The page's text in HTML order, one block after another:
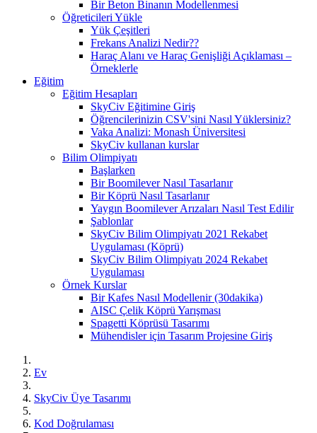
Bir Beton Binanın Modellenmesi
Öğreticileri Yükle
Yük Çeşitleri
Frekans Analizi Nedir??
Haraç Alanı ve Haraç Genişliği Açıklaması –
Örneklerle
Eğitim
Eğitim Hesapları
SkyCiv Eğitimine Giriş
Öğrencilerinizin CSV'sini Nasıl Yüklersiniz?
Vaka Analizi: Monash Üniversitesi
SkyCiv kullanan kurslar
Bilim Olimpiyatı
Başlarken
Bir Boomilever Nasıl Tasarlanır
Bir Köprü Nasıl Tasarlanır
Yaygın Boomilever Arızaları Nasıl Test Edilir
Şablonlar
SkyCiv Bilim Olimpiyatı 2021 Rekabet
Uygulaması (Köprü)
SkyCiv Bilim Olimpiyatı 2024 Rekabet
Uygulaması
Örnek Kurslar
Bir Kafes Nasıl Modellenir (30dakika)
AISC Çelik Köprü Yarışması
Spagetti Köprüsü Tasarımı
Mühendisler için Tasarım Projesine Giriş
Ev
SkyCiv Üye Tasarımı
Kod Doğrulaması